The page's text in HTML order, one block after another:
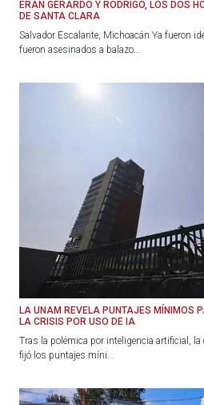
ERAN GERARDO Y RODRIGO, LOS DOS
DE SANTA CLARA
Salvador Escalante, Michoacán Ya fueron
fueron asesinados a balazo...
LA UNAM REVELA PUNTAJES MÍNIMOS
LA CRISIS POR USO DE IA
Tras la polémica por inteligencia artificial, la
fijó los puntajes míni...